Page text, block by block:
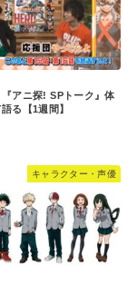
『アニ探! SPトーク』体
る【1週間】
キャラクター・声優